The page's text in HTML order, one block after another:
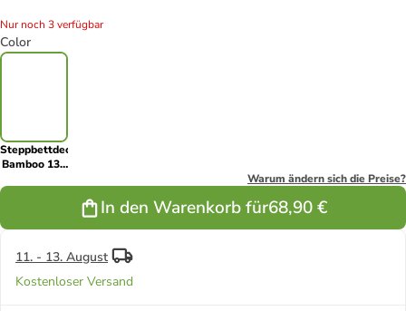
Nur noch 3 verfügbar
Color
Steppbettdecke
Bamboo 135
Warum ändern sich die Preise?
In den Warenkorb für68,90 €
11. - 13. August
Kostenloser Versand